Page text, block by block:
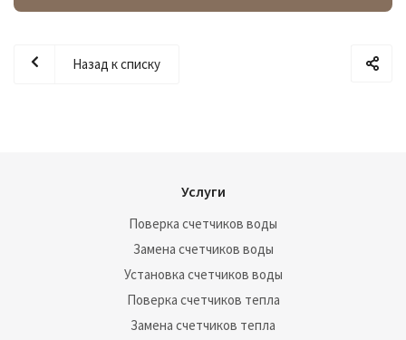
подорожания тарифов. В их числе не только пресловутая
российской коммунальной инфраструктуры.
Назад к списку
Услуги
Поверка счетчиков воды
Замена счетчиков воды
Установка счетчиков воды
Поверка счетчиков тепла
Замена счетчиков тепла